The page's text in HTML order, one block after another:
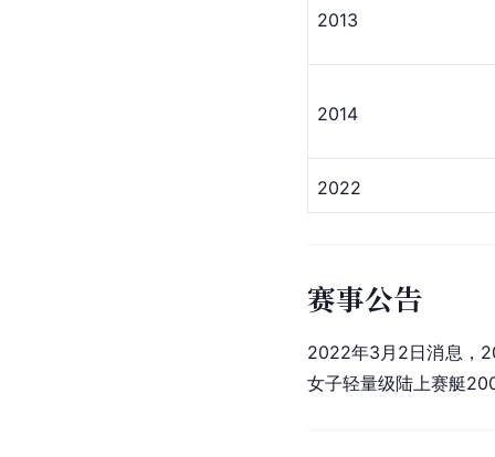
2013
2014
2022
赛事公告
2022年3月2日消息，
女子轻量级陆上赛艇